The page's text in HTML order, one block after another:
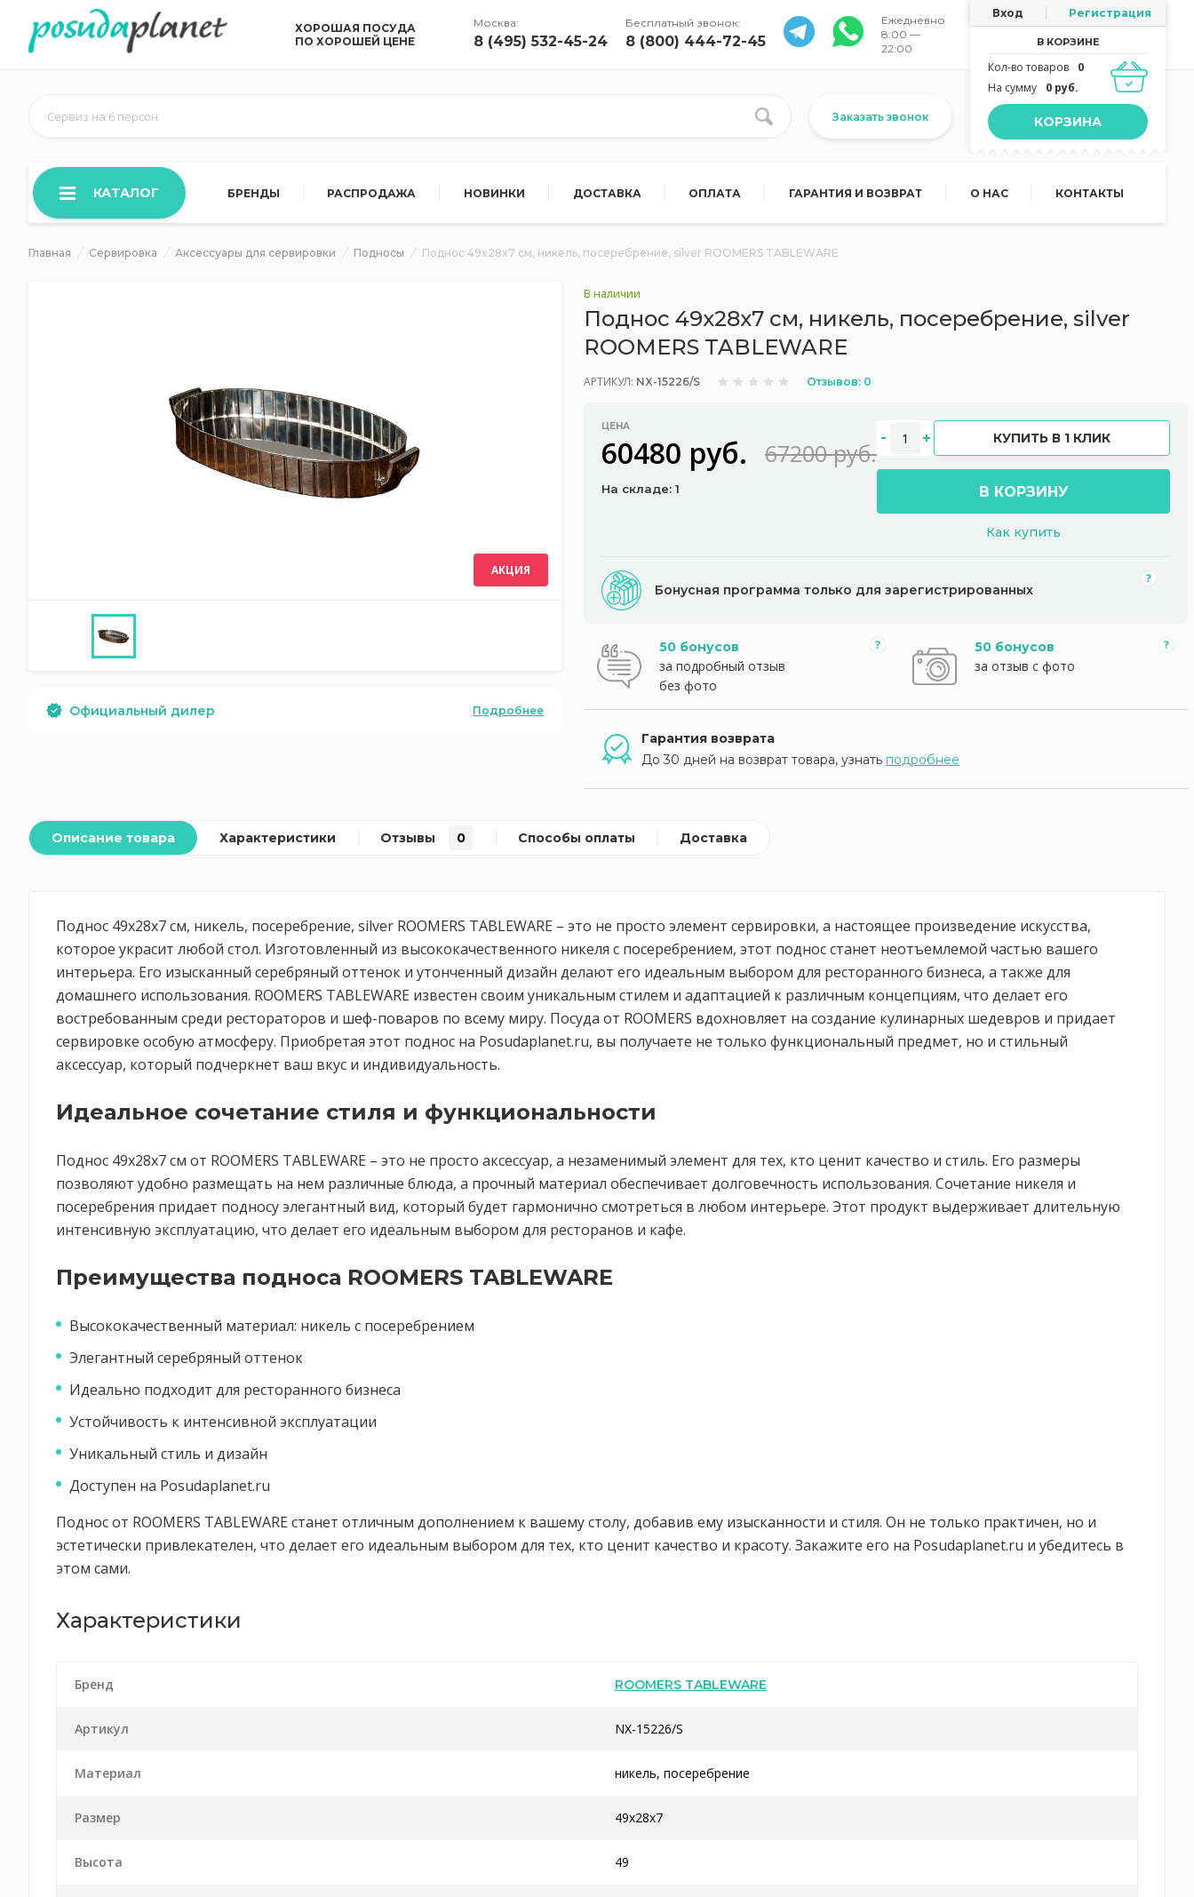
ХОРОШАЯ ПОСУДА
ПО ХОРОШЕЙ ЦЕНЕ
Москва:
8 (495) 532-45-24
Бесплатный звонок:
8 (800) 444-72-45
Ежедневно
8:00 —
22:00
Вход Регистрация
В КОРЗИНЕ
Кол-во товаров
0
На сумму
0 руб.
КОРЗИНА
Сервиз на 6 персон Заказать звонок
КАТАЛОГ БРЕНДЫ РАСПРОДАЖА НОВИНКИ ДОСТАВКА ОПЛАТА ГАРАНТИЯ И ВОЗВРАТ О НАС КОНТАКТЫ
Главная Сервировка Аксессуары для сервировки Подносы Поднос 49x28x7 см, никель, посеребрение, silver ROOMERS TABLEWARE
АКЦИЯ
Официальный дилер Подробнее
В наличии
Поднос 49x28x7 см, никель, посеребрение, silver
ROOMERS TABLEWARE
АРТИКУЛ: NX-15226/S Отзывов: 0
ЦЕНА
60480 руб. 67200 руб.
На складе: 1
КУПИТЬ В 1 КЛИК
В КОРЗИНУ
Как купить
Бонусная программа только для зарегистрированных
50 бонусов
за подробный отзыв
без фото
50 бонусов
за отзыв с фото
Гарантия возврата
До 30 дней на возврат товара, узнать подробнее
Описание товара Характеристики Отзывы 0 Способы оплаты Доставка
Поднос 49x28x7 см, никель, посеребрение, silver ROOMERS TABLEWARE – это не просто элемент сервировки, а настоящее произведение искусства,
которое украсит любой стол. Изготовленный из высококачественного никеля с посеребрением, этот поднос станет неотъемлемой частью вашего
интерьера. Его изысканный серебряный оттенок и утонченный дизайн делают его идеальным выбором для ресторанного бизнеса, а также для
домашнего использования. ROOMERS TABLEWARE известен своим уникальным стилем и адаптацией к различным концепциям, что делает его
востребованным среди рестораторов и шеф-поваров по всему миру. Посуда от ROOMERS вдохновляет на создание кулинарных шедевров и придает
сервировке особую атмосферу. Приобретая этот поднос на Posudaplanet.ru, вы получаете не только функциональный предмет, но и стильный
аксессуар, который подчеркнет ваш вкус и индивидуальность.
Идеальное сочетание стиля и функциональности
Поднос 49x28x7 см от ROOMERS TABLEWARE – это не просто аксессуар, а незаменимый элемент для тех, кто ценит качество и стиль. Его размеры
позволяют удобно размещать на нем различные блюда, а прочный материал обеспечивает долговечность использования. Сочетание никеля и
посеребрения придает подносу элегантный вид, который будет гармонично смотреться в любом интерьере. Этот продукт выдерживает длительную
интенсивную эксплуатацию, что делает его идеальным выбором для ресторанов и кафе.
Преимущества подноса ROOMERS TABLEWARE
Высококачественный материал: никель с посеребрением
Элегантный серебряный оттенок
Идеально подходит для ресторанного бизнеса
Устойчивость к интенсивной эксплуатации
Уникальный стиль и дизайн
Доступен на Posudaplanet.ru
Поднос от ROOMERS TABLEWARE станет отличным дополнением к вашему столу, добавив ему изысканности и стиля. Он не только практичен, но и
эстетически привлекателен, что делает его идеальным выбором для тех, кто ценит качество и красоту. Закажите его на Posudaplanet.ru и убедитесь в
этом сами.
Характеристики
Бренд ROOMERS TABLEWARE
Артикул NX-15226/S
Материал никель, посеребрение
Размер 49x28x7
Высота 49